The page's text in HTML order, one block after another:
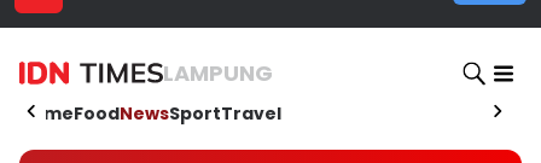
LAMPUNG
HomeFoodNewsSportTravel